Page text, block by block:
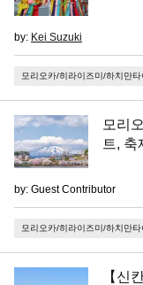
by: Kei Suzuki
모리오카/히라이즈미/하치만타
모리
트, 축
by: Guest Contributor
모리오카/히라이즈미/하치만타
【신